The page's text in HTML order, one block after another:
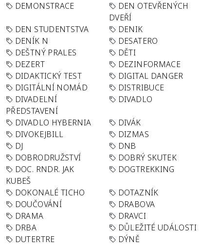
DEMONSTRACE
DEN OTEVŘENÝCH
DVEŘÍ
DEN STUDENTSTVA
DENIK
DENÍK N
DESATERO
DEŠTNÝ PRALES
DĚTI
DEZERT
DEZINFORMACE
DIDAKTICKÝ TEST
DIGITAL DANGER
DIGITÁLNÍ NOMÁD
DISTRIBUCE
DIVADELNÍ
PŘEDSTAVENÍ
DIVADLO
DIVADLO HYBERNIA
DIVÁK
DIVOKEJBILL
DIZMAS
DJ
DNB
DOBRODRUŽSTVÍ
DOBRÝ SKUTEK
DOC. RNDR. JAK
KUBEŠ
DOGTREKKING
DOKONALÉ TICHO
DOTAZNÍK
DOUČOVÁNÍ
DRABOVA
DRAMA
DRAVCI
DRBA
DŮLEŽITÉ UDÁLOSTI
DUTERTRE
DÝNĚ